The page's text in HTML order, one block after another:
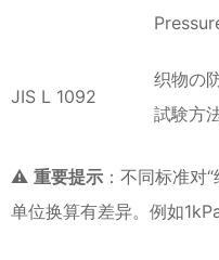
JIS L 1092
织物の
試験方
⚠️ 重要提示 ：不同标准对
单位换算有差异。例如